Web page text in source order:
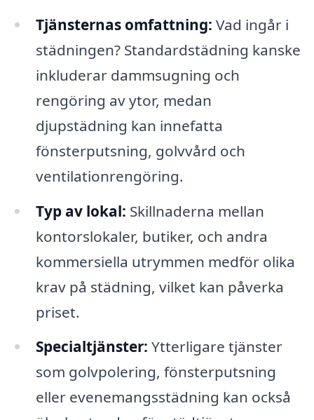
Tjänsternas omfattning: Vad ingår i
städningen? Standardstädning kanske
inkluderar dammsugning och
rengöring av ytor, medan
djupstädning kan innefatta
fönsterputsning, golvvård och
ventilationrengöring.
Typ av lokal: Skillnaderna mellan
kontorslokaler, butiker, och andra
kommersiella utrymmen medför olika
krav på städning, vilket kan påverka
priset.
Specialtjänster: Ytterligare tjänster
som golvpolering, fönsterputsning
eller evenemangsstädning kan också